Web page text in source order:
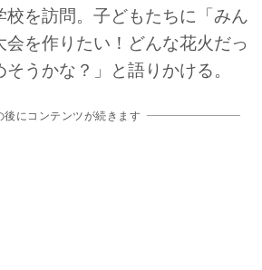
校を訪問。子どもたちに「みん
を作りたい！どんな花火だっ
うかな？」と語りかける。
後にコンテンツが続きます